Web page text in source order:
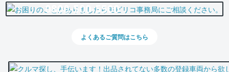
0800-500-5500
よくあるご質問はこちら